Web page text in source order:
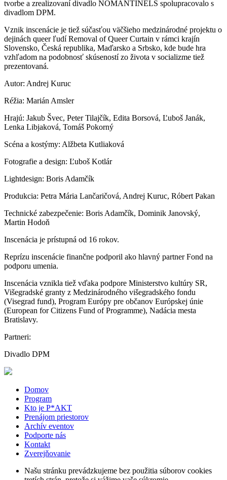
tvorbe a zrealizovaní divadlo NOMANTINELS spolupracovalo s
divadlom DPM.
Vznik inscenácie je tiež súčasťou väčšieho medzinárodné projektu o
dejinách queer ľudí Removal of Queer Curtain v rámci krajín
Slovensko, Česká republika, Maďarsko a Srbsko, kde bude hra
vzhľadom na podobnosť skúseností zo života v socializme tiež
prezentovaná.
Autor: Andrej Kuruc
Réžia: Marián Amsler
Hrajú: Jakub Švec, Peter Tilajčík, Edita Borsová, Ľuboš Janák,
Lenka Libjaková, Tomáš Pokorný
Scéna a kostýmy: Alžbeta Kutliaková
Fotografie a design: Ľuboš Kotlár
Lightdesign: Boris Adamčík
Produkcia: Petra Mária Lančaričová, Andrej Kuruc, Róbert Pakan
Technické zabezpečenie: Boris Adamčík, Dominik Janovský,
Martin Hodoň
Inscenácia je prístupná od 16 rokov.
Reprízu inscenácie finančne podporil ako hlavný partner Fond na
podporu umenia.
Inscenácia vznikla tiež vďaka podpore Ministerstvo kultúry SR,
Višegradské granty z Medzinárodného višegradského fondu
(Visegrad fund), Program Európy pre občanov Európskej únie
(European for Citizens Fund of Programme), Nadácia mesta
Bratislavy.
Partneri:
Divadlo DPM
Domov
Program
Kto je P*AKT
Prenájom priestorov
Archív eventov
Podporte nás
Kontakt
Zverejňovanie
Našu stránku prevádzkujeme bez použitia súborov cookies